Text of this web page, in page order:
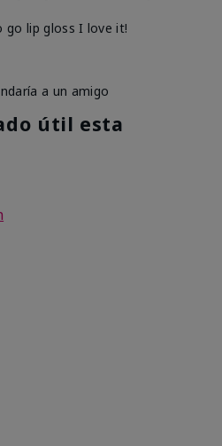
go lip gloss I love it!
a un amigo
útil esta